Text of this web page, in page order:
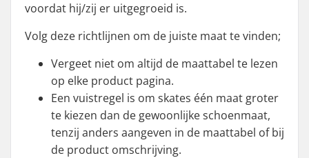
voordat hij/zij er uitgegroeid is.
Volg deze richtlijnen om de juiste maat te vinden;
Vergeet niet om altijd de maattabel te lezen
op elke product pagina.
Een vuistregel is om skates één maat groter
te kiezen dan de gewoonlijke schoenmaat,
tenzij anders aangeven in de maattabel of bij
de product omschrijving.